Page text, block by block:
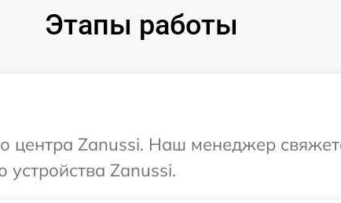
Этапы работы
центра Zanussi. Наш менеджер
Zanussi.